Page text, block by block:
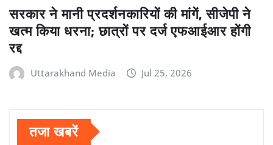
सरकार ने मानी प्रदर्शनकारियों की मांगें, सीजेपी ने
खत्म किया धरना; छात्रों पर दर्ज एफआईआर होंगी
रद्द
Uttarakhand Media Jul 25, 2026
तजा खबरें